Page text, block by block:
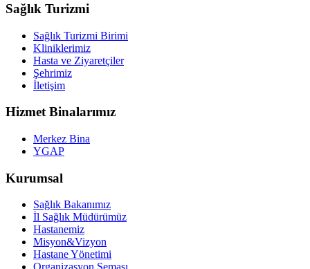
Sağlık Turizmi
Sağlık Turizmi Birimi
Kliniklerimiz
Hasta ve Ziyaretçiler
Şehrimiz
İletişim
Hizmet Binalarımız
Merkez Bina
YGAP
Kurumsal
Sağlık Bakanımız
İl Sağlık Müdürümüz
Hastanemiz
Misyon&Vizyon
Hastane Yönetimi